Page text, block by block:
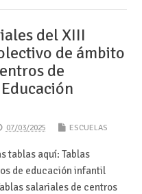
del XIII
de ámbito
de
07/03/2025 ESCUELAS
tablas aquí: Tablas
de educación infantil
salariales de centros